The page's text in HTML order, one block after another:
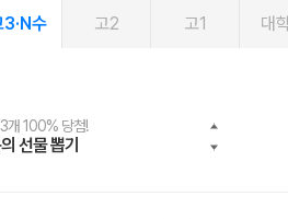
3·N수 고2 고1 대
개 100% 당첨!
선물 뽑기
증정!
터디 X 올리브
학 스터디 캐시백
썸머스쿨
러셀 단과
공개선발
러닝앱
EVENT
스
료 체험권
스 수강생 무료혜택!
럽 멤버십
헌 캠페인
룸 메가나눔